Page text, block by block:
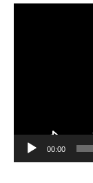
00:00